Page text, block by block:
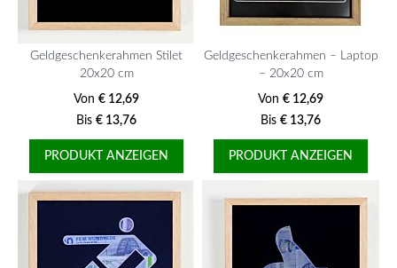
Geldgeschenkerahmen Stilet
20x20 cm
Von € 12,69
Bis € 13,76
PRODUKT ANZEIGEN
Geldgeschenkerahmen – Laptop
– 20x20 cm
Von € 12,69
Bis € 13,76
PRODUKT ANZEIGEN